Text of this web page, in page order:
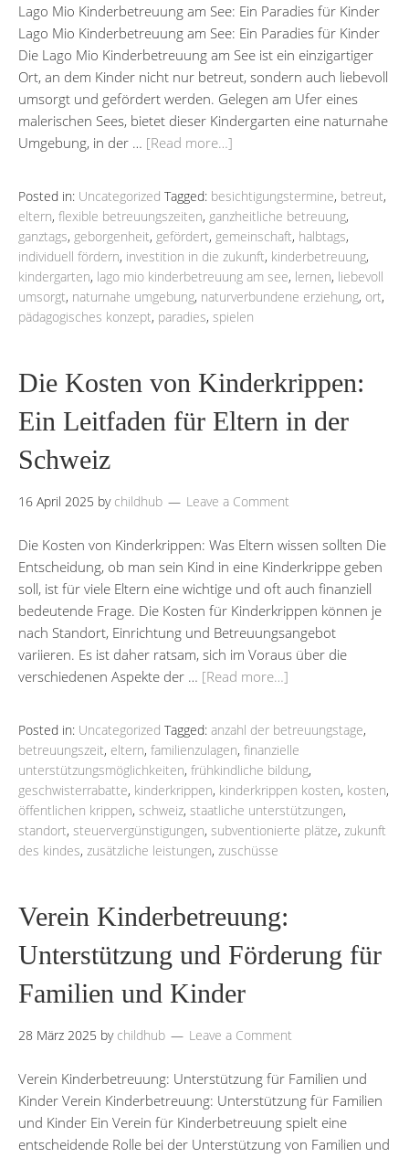
Lago Mio Kinderbetreuung am See: Ein Paradies für Kinder
Lago Mio Kinderbetreuung am See: Ein Paradies für Kinder
Die Lago Mio Kinderbetreuung am See ist ein einzigartiger
Ort, an dem Kinder nicht nur betreut, sondern auch liebevoll
umsorgt und gefördert werden. Gelegen am Ufer eines
malerischen Sees, bietet dieser Kindergarten eine naturnahe
Umgebung, in der … [Read more…]
Posted in: Uncategorized Tagged: besichtigungstermine, betreut,
eltern, flexible betreuungszeiten, ganzheitliche betreuung,
ganztags, geborgenheit, gefördert, gemeinschaft, halbtags,
individuell fördern, investition in die zukunft, kinderbetreuung,
kindergarten, lago mio kinderbetreuung am see, lernen, liebevoll
umsorgt, naturnahe umgebung, naturverbundene erziehung, ort,
pädagogisches konzept, paradies, spielen
Die Kosten von Kinderkrippen:
Ein Leitfaden für Eltern in der
Schweiz
16 April 2025 by childhub Leave a Comment
Die Kosten von Kinderkrippen: Was Eltern wissen sollten Die
Entscheidung, ob man sein Kind in eine Kinderkrippe geben
soll, ist für viele Eltern eine wichtige und oft auch finanziell
bedeutende Frage. Die Kosten für Kinderkrippen können je
nach Standort, Einrichtung und Betreuungsangebot
variieren. Es ist daher ratsam, sich im Voraus über die
verschiedenen Aspekte der … [Read more…]
Posted in: Uncategorized Tagged: anzahl der betreuungstage,
betreuungszeit, eltern, familienzulagen, finanzielle
unterstützungsmöglichkeiten, frühkindliche bildung,
geschwisterrabatte, kinderkrippen, kinderkrippen kosten, kosten,
öffentlichen krippen, schweiz, staatliche unterstützungen,
standort, steuervergünstigungen, subventionierte plätze, zukunft
des kindes, zusätzliche leistungen, zuschüsse
Verein Kinderbetreuung:
Unterstützung und Förderung für
Familien und Kinder
28 März 2025 by childhub Leave a Comment
Verein Kinderbetreuung: Unterstützung für Familien und
Kinder Verein Kinderbetreuung: Unterstützung für Familien
und Kinder Ein Verein für Kinderbetreuung spielt eine
entscheidende Rolle bei der Unterstützung von Familien und